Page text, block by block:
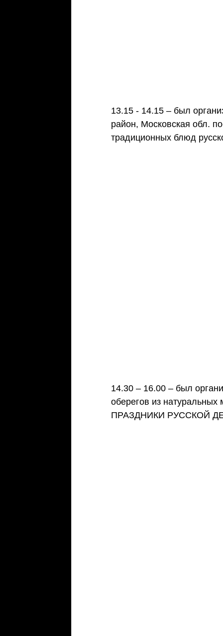
13.15 - 14.15 – был
район, Московская обл.
традиционных блюд
14.30 – 16.00 – был
оберегов из
ПРАЗДНИКИ РУССКОЙ